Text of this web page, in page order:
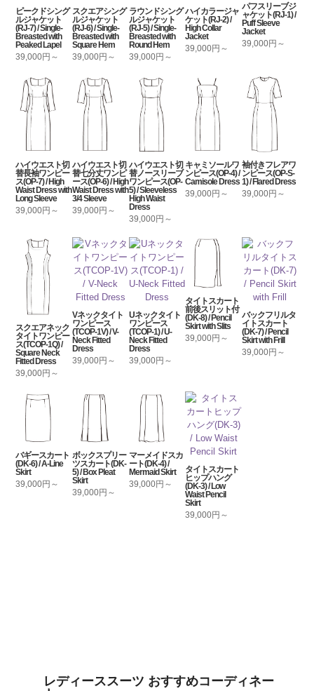
ピークドシング
ルジャケット
(RJ-7) / Single-
Breasted with
Peaked Lapel
39,000円～
スクエアシング
ルジャケット
(RJ-6) / Single-
Breasted with
Square Hem
39,000円～
ラウンドシング
ルジャケット
(RJ-5) / Single-
Breasted with
Round Hem
39,000円～
ハイカラージャ
ケット(RJ-2) /
High Collar
Jacket
39,000円～
パフスリーブジ
ャケット(RJ-1) /
Puff Sleeve
Jacket
39,000円～
ハイウエスト切
替長袖ワンピー
ス(OP-7) / High
Waist Dress with
Long Sleeve
39,000円～
ハイウエスト切
替七分丈ワンピ
ース(OP-6) / High
Waist Dress with
3/4 Sleeve
39,000円～
ハイウエスト切
替ノースリーブ
ワンピース(OP-
5) / Sleeveless
High Waist
Dress
39,000円～
キャミソールワ
ンピース(OP-4) /
Camisole Dress
39,000円～
袖付きフレアワ
ンピース(OP-S-
1) / Flared Dress
39,000円～
スクエアネック
タイトワンピー
ス(TCOP-1Q) /
Square Neck
Fitted Dress
39,000円～
Vネックタイト
ワンピース
(TCOP-1V) / V-
Neck Fitted
Dress
39,000円～
Uネックタイト
ワンピース
(TCOP-1) / U-
Neck Fitted
Dress
39,000円～
タイトスカート
前後スリット付
(DK-8) / Pencil
Skirt with Slits
39,000円～
バックフリルタ
イトスカート
(DK-7) / Pencil
Skirt with Frill
39,000円～
バギースカート
(DK-6) / A-Line
Skirt
39,000円～
ボックスプリー
ツスカート(DK-
5) / Box Pleat
Skirt
39,000円～
マーメイドスカ
ート(DK-4) /
Mermaid Skirt
39,000円～
タイトスカート
ヒップハング
(DK-3) / Low
Waist Pencil
Skirt
39,000円～
レディーススーツ おすすめコーディネー